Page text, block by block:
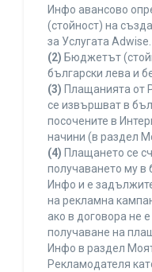
Инфо авансово
(стойност) на
за Услугата Adwise.
(2) Бюджетът
български лева и
(3) Плащанията от
се извършват в
посочените в
начини (в раздел
(4) Плащането се
получаването му в
Инфо и е
на рекламна
ако в договора не
получаване на
Инфо в раздел
Рекламодателя